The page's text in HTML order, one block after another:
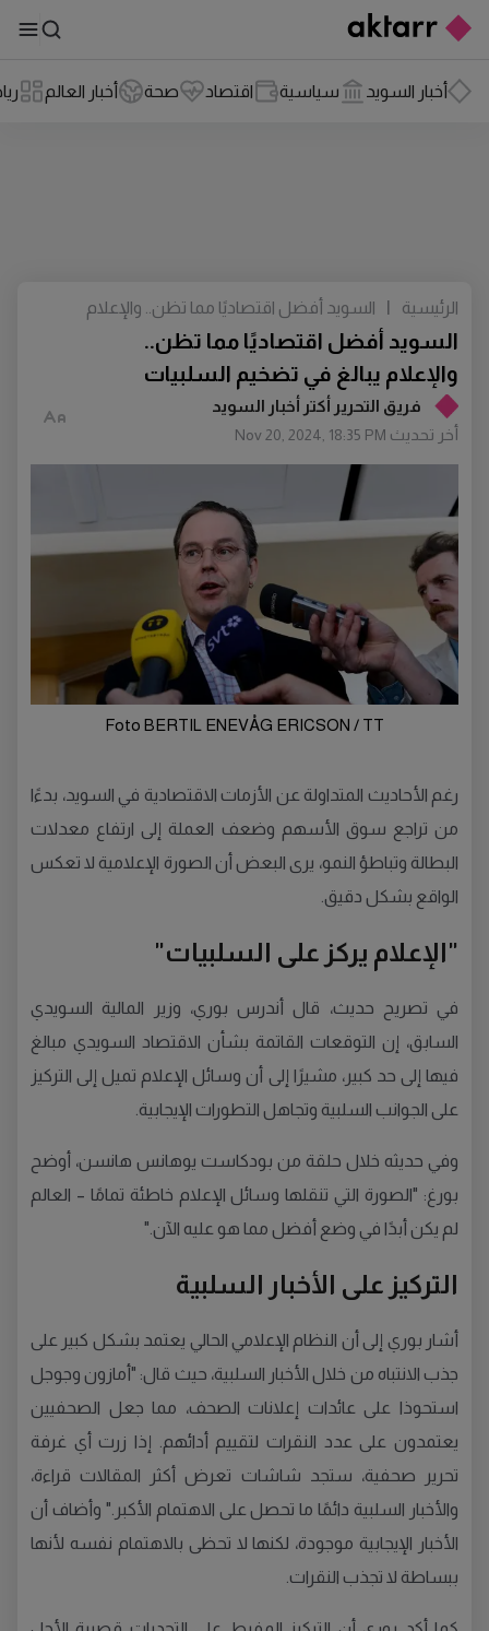
أخبار السويد سياسية اقتصاد صحة أخبار العالم
فريق التحرير أكتر أخبار السويد
أخر تحديث Nov 20, 2024, 18:35 PM
السويد أفضل اقتصاديًا مما تظن..
والإعلام يبالغ في تضخيم السلبيات
الرئيسية
السويد أفضل اقتصاديًا مما تظن.. والإعلام
يبالغ في تضخيم السلبيات
Foto BERTIL ENEVÅG ERICSON / TT
رغم الأحاديث المتداولة عن الأزمات الاقتصادية في السويد، بدءًا
من تراجع سوق الأسهم وضعف العملة إلى ارتفاع معدلات
البطالة وتباطؤ النمو، يرى البعض أن الصورة الإعلامية لا تعكس
الواقع بشكل دقيق.
"الإعلام يركز على السلبيات"
في تصريح حديث، قال أندرس بوري، وزير المالية السويدي
السابق، إن التوقعات القاتمة بشأن الاقتصاد السويدي مبالغ
فيها إلى حد كبير، مشيرًا إلى أن وسائل الإعلام تميل إلى التركيز
على الجوانب السلبية وتجاهل التطورات الإيجابية.
وفي حديثه خلال حلقة من بودكاست يوهانس هانسن، أوضح
بورغ: "الصورة التي تنقلها وسائل الإعلام خاطئة تمامًا – العالم
لم يكن أبدًا في وضع أفضل مما هو عليه الآن."
التركيز على الأخبار السلبية
أشار بوري إلى أن النظام الإعلامي الحالي يعتمد بشكل كبير على
جذب الانتباه من خلال الأخبار السلبية، حيث قال: "أمازون وجوجل
استحوذا على عائدات إعلانات الصحف، مما جعل الصحفيين
يعتمدون على عدد النقرات لتقييم أدائهم. إذا زرت أي غرفة
تحرير صحفية، ستجد شاشات تعرض أكثر المقالات قراءة،
والأخبار السلبية دائمًا ما تحصل على الاهتمام الأكبر." وأضاف أن
الأخبار الإيجابية موجودة، لكنها لا تحظى بالاهتمام نفسه لأنها
ببساطة لا تجذب النقرات.